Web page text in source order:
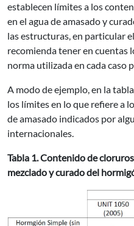
establecen límites a los
en el agua de amasado y
las estructuras, en particular
recomienda tener en cuentas
norma utilizada en cada caso
A modo de ejemplo, en la
los límites en lo que refiere a
de amasado indicados por
internacionales.
Tabla 1. Contenido de
mezclado y curado del